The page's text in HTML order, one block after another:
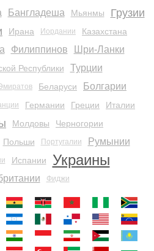
Бангладеша Мьянмы
Грузии
Ирана Иордании
Казахстана
Филиппинов Шри-Ланки
Республики Турции
Беларуси Болгарии
Германии Греции Италии
Молдовы Черногории
Польши Португалии Румынии
Испании Украины
Фиджи